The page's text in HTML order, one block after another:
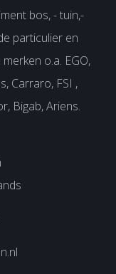
bos, - tuin,-
particulier en
o.a. EGO,
Carraro, FSI ,
Bigab, Ariens.